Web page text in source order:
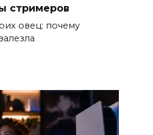
стримеров
овец: почему